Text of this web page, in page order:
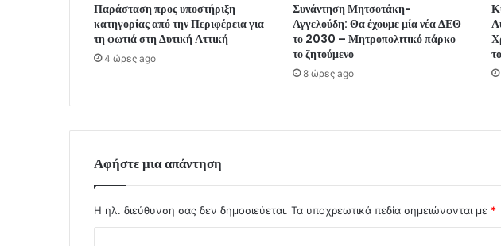
Παράσταση προς υποστήριξη
κατηγορίας από την Περιφέρεια για
τη φωτιά στη Δυτική Αττική
4 ώρες ago
Συνάντηση Μητσοτάκη-
Αγγελούδη: Θα έχουμε μία νέα ΔΕΘ
το 2030 – Μητροπολιτικό πάρκο
το ζητούμενο
8 ώρες ago
Αφήστε μια απάντηση
Η ηλ. διεύθυνση σας δεν δημοσιεύεται. Τα υποχρεωτικά πεδία σημειώνονται με *